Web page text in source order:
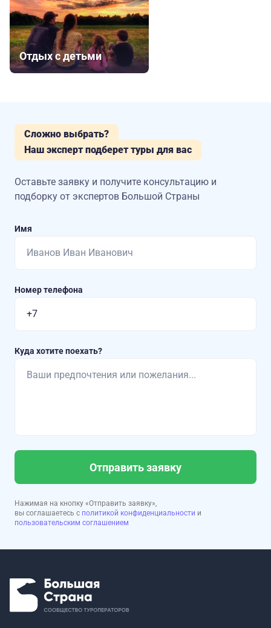
Отдых с детьми
Сложно выбрать?
Наш эксперт подберет туры для вас
Оставьте заявку и получите консультацию и
подборку от экспертов Большой Страны
Имя
Номер телефона
Куда хотите поехать?
Отправить заявку
Нажимая на кнопку «Отправить заявку»,
вы соглашаетесь с политикой конфиденциальности и
пользовательским соглашением